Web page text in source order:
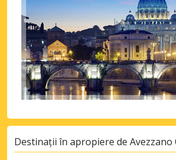
Destinații în apropiere de Avezzano